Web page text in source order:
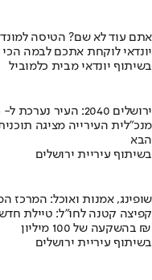
אתם עוד לא שם? הטיסה
יונדאי לוקחת אתכם לבמה הכי
בשיתוף יונדאי מבית כלמוביל
ירושלים 2040: העיר נערכת ל- 1.5 מליון תושבים
מנכ"לית העירייה מציגה
הבא
בשיתוף עיריית ירושלים
שופינג, אמנות ואוכל:
קפיצה קטנה לחו"ל: טיילת
בהשקעה של 100 מיליון ₪
בשיתוף עיריית ירושלים